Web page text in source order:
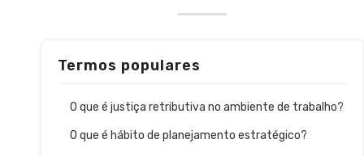
Termos populares
O que é justiça retributiva no ambiente de trabalho?
O que é hábito de planejamento estratégico?